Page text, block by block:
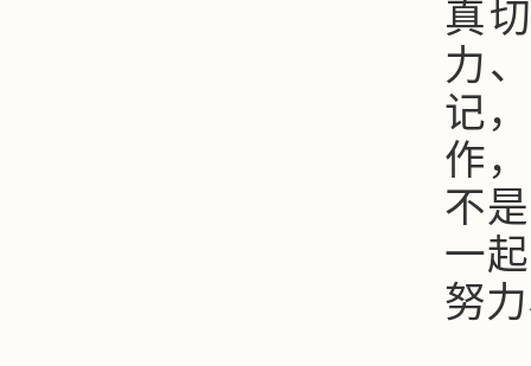
真
力
记
作
不
一
努